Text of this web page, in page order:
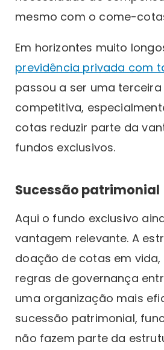
mesmo com o come-
Em horizontes muito
previdência privada com
passou a ser uma
competitiva,
cotas reduzir parte da
fundos exclusivos.
Sucessão patrimonial
Aqui o fundo exclusivo
vantagem relevante. A
doação de cotas em
regras de governança
uma organização mais
sucessão patrimonial,
não fazem parte da